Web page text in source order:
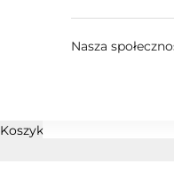
Nasza
Koszyk